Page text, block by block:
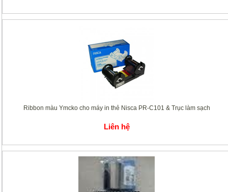
Ribbon màu Ymcko cho máy in thẻ Nisca PR-C101 & Trục làm sạch
Liên hệ